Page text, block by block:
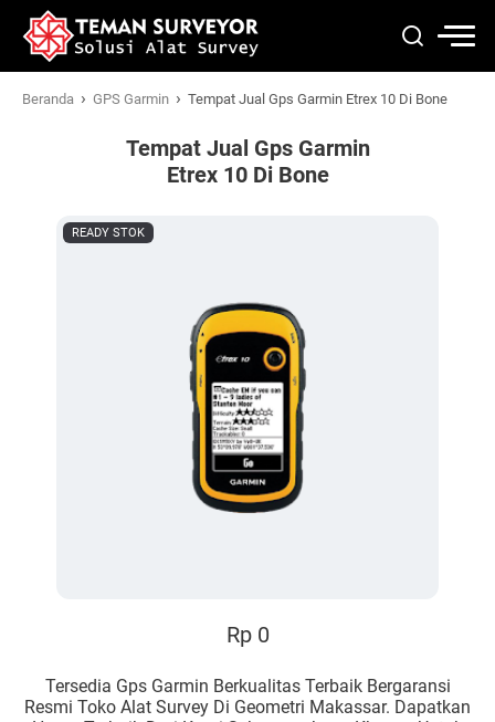
Beranda › GPS Garmin › Tempat Jual Gps Garmin Etrex 10 Di Bone
Tempat Jual Gps Garmin
Etrex 10 Di Bone
READY STOK
Rp 0
Tersedia Gps Garmin Berkualitas Terbaik Bergaransi
Resmi Toko Alat Survey Di Geometri Makassar. Dapatkan